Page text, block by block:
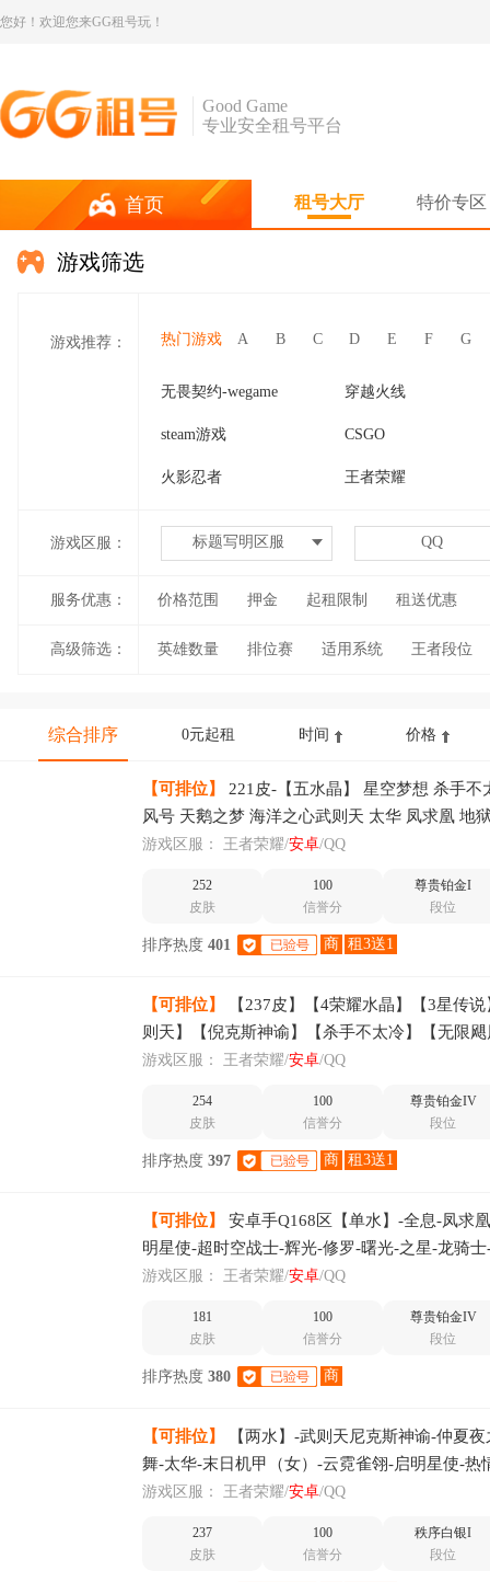
您好！欢迎您来GG租号玩！
Good Game
专业安全租号平台
首页 租号大厅 特价专区
游戏筛选
游戏推荐： 热门游戏 A B C D E F G
无畏契约-wegame 穿越火线
steam游戏 CSGO
火影忍者 王者荣耀
游戏区服： 标题写明区服 QQ
服务优惠： 价格范围 押金 起租限制 租送优惠
高级筛选： 英雄数量 排位赛 适用系统 王者段位
综合排序 0元起租 时间 价格
【可排位】
221皮-【五水晶】 星空梦想 杀手不
风号 天鹅之梦 海洋之心武则天 太华 凤求凰 地
云霓雀翎 启明星使 原初追逐者 圣诞恋歌貂蝉
游戏区服： 王者荣耀/安卓/QQ
252
皮肤
100
信誉分
尊贵铂金I
段位
排序热度 401 商 租3送1
【可排位】
【237皮】【4荣耀水晶】【3星传
则天】【倪克斯神谕】【杀手不太冷】【无限
来机甲】【幽冥火】【幻海之心】【白虎志】
游戏区服： 王者荣耀/安卓/QQ
254
皮肤
100
信誉分
尊贵铂金IV
段位
排序热度 397 商 租3送1
【可排位】
安卓手Q168区【单水】-全息-凤求
明星使-超时空战士-辉光-修罗-曙光-之星-龙骑
穹-战警
游戏区服： 王者荣耀/安卓/QQ
181
皮肤
100
信誉分
尊贵铂金IV
段位
排序热度 380 商
【可排位】
【两水】-武则天尼克斯神谕-仲夏
舞-太华-末日机甲（女）-云霓雀翎-启明星使-热
彼端-如梦令-逐梦之音-纯白花嫁-凤凰
游戏区服： 王者荣耀/安卓/QQ
237
皮肤
100
信誉分
秩序白银I
段位